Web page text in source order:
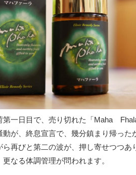
第一日目で、売り切れた「Maha
動が、終息宣言で、幾分鎮まり帰った
ら再びと第二の波が、押し寄せつつあ
更なる体調管理が問われます。